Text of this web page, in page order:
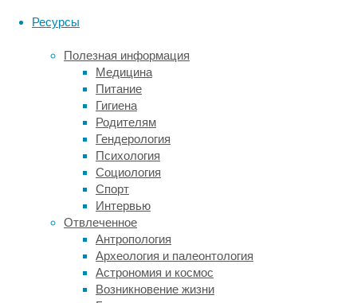
Ресурсы
Полезная информация
Медицина
Питание
Гигиена
Родителям
Гендерология
Психология
Социология
Спорт
Интервью
Отвлеченное
Антропология
Археология и палеонтология
Астрономия и космос
Возникновение жизни
павианов
этой
задачей
не
справляются
Человекообразные
обезьяны
—
шимпанзе,
бонобо,
гориллы
и
орангутаны
—
успешно
следят